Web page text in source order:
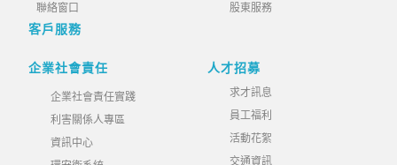
聯絡窗口
客戶服務
股東服務
企業社會責任
企業社會責任實踐
利害關係人專區
資訊中心
人才招募
求才訊息
員工福利
活動花絮
交通資訊